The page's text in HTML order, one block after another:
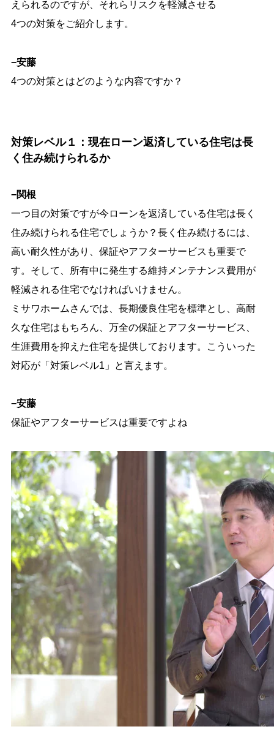
えられるのですが、それらリスクを軽減させる
4つの対策をご紹介します。
−安藤
4つの対策とはどのような内容ですか？
対策レベル１：現在ローン返済している住宅は長
く住み続けられるか
−関根
一つ目の対策ですが今ローンを返済している住宅は長く
住み続けられる住宅でしょうか？長く住み続けるには、
高い耐久性があり、保証やアフターサービスも重要で
す。そして、所有中に発生する維持メンテナンス費用が
軽減される住宅でなければいけません。
ミサワホームさんでは、長期優良住宅を標準とし、高耐
久な住宅はもちろん、万全の保証とアフターサービス、
生涯費用を抑えた住宅を提供しております。こういった
対応が「対策レベル1」と言えます。
−安藤
保証やアフターサービスは重要ですよね